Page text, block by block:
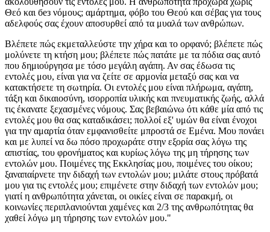
Θεό και без νόμους; αμάρτημα, φόβο του Θεού και σέβας για τους
αδελφούς σας έχουν αποσυρθεί από τα μυαλά των ανθρώπων.
Βλέπετε πώς εκμεταλλεύστε την χήρα και το ορφανό; βλέπετε πώς
μολύνετε τη κτήση μου; βλέπετε πώς πατάτε με τα πόδια σας αυτό
που δημιούργησα με τόσο μεγάλη αγάπη. Αν σας έδωσα τις
εντολές μου, είναι για να ζείτε σε αρμονία μεταξύ σας και να
κατακτήσετε τη σωτηρία. Οι εντολές μου είναι πλήρωμα, αγάπη,
τάξη και δικαιοσύνη, ισορροπία υλικής και πνευματικής ζωής, αλλά
τις έκανατε ξεχασμένες νόμους. Σας βεβαιώνω ότι κάθε μία από τις
εντολές μου θα σας καταδικάσει; πολλοί εξ' υμών θα είναι ένοχοι
για την αμαρτία όταν εμφανισθείτε μπροστά σε Εμένα. Μου πονάει
και με λυπεί να δω πόσο προχωράτε στην εξορία σας λόγω της
απιστίας, του φρονήματος και κυρίως λόγω της μη τήρησης των
εντολών μου. Ποιμένες της Εκκλησίας μου, ποιμένες του οίκου;
ξαναπαίρνετε την διδαχή των εντολών μου; μιλάτε στους πρόβατά
μου για τις εντολές μου; επιμένετε στην διδαχή των εντολών μου;
γιατί η ανθρωπότητα χάνεται, οι οικίες είναι σε παρακμή, οι
κοινωνίες περιπλανιούνται χαμένες και 2/3 της ανθρωπότητας θα
χαθεί λόγω μη τήρησης των εντολών μου."